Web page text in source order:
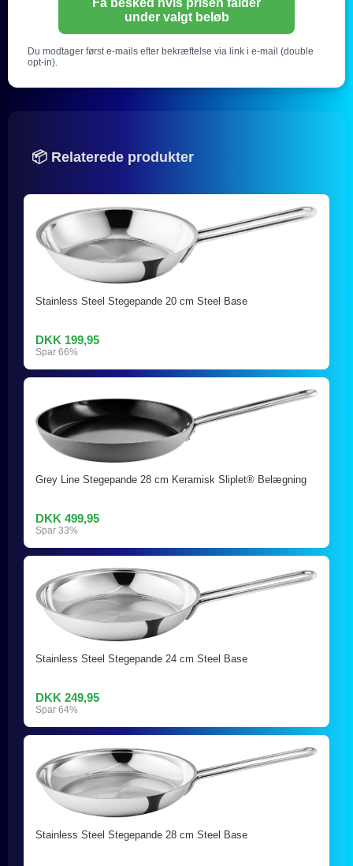
under valgt beløb
Du modtager først e-mails efter bekræftelse via link i e-mail (double
opt-in).
📦 Relaterede produkter
Stainless Steel Stegepande 20 cm Steel Base
DKK 199,95
Spar 66%
Grey Line Stegepande 28 cm Keramisk Sliplet® Belægning
DKK 499,95
Spar 33%
Stainless Steel Stegepande 24 cm Steel Base
DKK 249,95
Spar 64%
Stainless Steel Stegepande 28 cm Steel Base